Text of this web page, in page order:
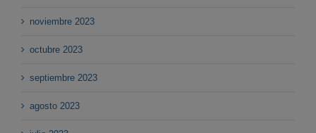
noviembre 2023
octubre 2023
septiembre 2023
agosto 2023